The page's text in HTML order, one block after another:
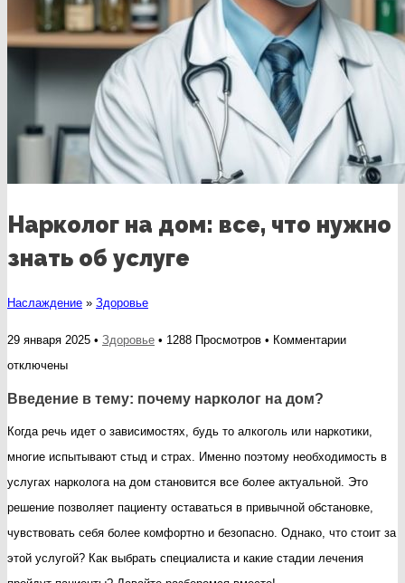
Нарколог на дом: все, что нужно
знать об услуге
Наслаждение » Здоровье
29 января 2025 • Здоровье • 1288 Просмотров • Комментариик
дом:
все,
что
нужно
знать
об
отключены
Введение в тему: почему нарколог на дом?
Когда речь идет о зависимостях, будь то алкоголь или наркотики,
многие испытывают стыд и страх. Именно поэтому необходимость в
услугах нарколога на дом становится все более актуальной. Это
решение позволяет пациенту оставаться в привычной обстановке,
чувствовать себя более комфортно и безопасно. Однако, что стоит за
этой услугой? Как выбрать специалиста и какие стадии лечения